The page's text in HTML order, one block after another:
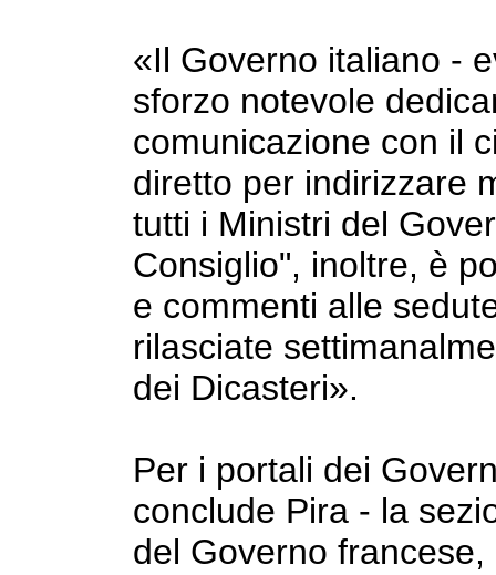
«Il Governo italiano -
sforzo notevole
comunicazione con il
diretto per indirizzare
tutti i Ministri del
Consiglio", inoltre, è
e commenti alle
rilasciate
dei Dicasteri».
Per i portali dei
conclude Pira - la
del Governo